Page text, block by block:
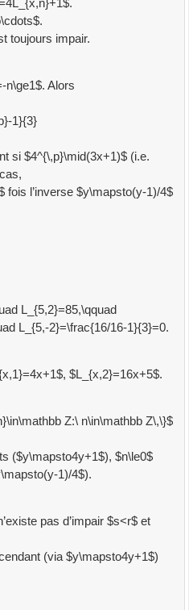
toujours impair.
n\ge1$. Alors
1}{3}
si $4^{\,p}\mid(3x+1)$ (i.e.
l’inverse $y\mapsto(y-1)/4$
L_{5,2}=85,\qquad
L_{5,-2}=\frac{16/16-1}{3}=0.
$L_{x,2}=16x+5$.
Z:\ n\in\mathbb Z\,\}$
($y\mapsto4y+1$), $n\le0$
1)/4$).
pas d’impair $s<r$ et
(via $y\mapsto4y+1$)